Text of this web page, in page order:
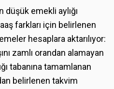
düşük emekli aylığı
farkları için belirlenen
hesaplara aktarılıyor:
zamlı orandan alamayan
tabanına tamamlanan
belirlenen takvim